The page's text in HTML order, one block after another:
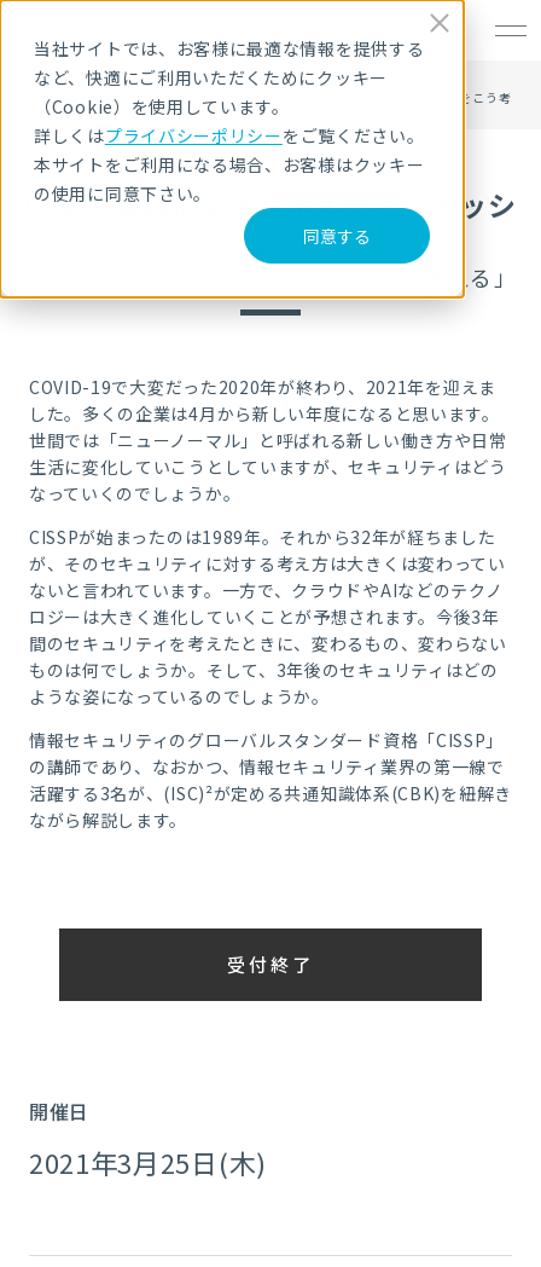
当社サイトでは、お客様に最適な情報を提供する
など、快適にご利用いただくためにクッキー
（Cookie）を使用しています。
詳しくはプライバシーポリシーをご覧ください。
本サイトをご利用になる場合、お客様はクッキー
の使用に同意下さい。
同意する
HOME
セキュリティセミナー・イベント
CISSP講師によるパネルディスカッション「CISSPは3年後のセキュリティをこう考
える」
CISSP講師によるパネルディスカッシ
ョン
「CISSPは3年後のセキュリティをこう考える」
COVID-19で大変だった2020年が終わり、2021年を迎えま
した。多くの企業は4月から新しい年度になると思います。
世間では「ニューノーマル」と呼ばれる新しい働き方や日常
生活に変化していこうとしていますが、セキュリティはどう
なっていくのでしょうか。
CISSPが始まったのは1989年。それから32年が経ちました
が、そのセキュリティに対する考え方は大きくは変わってい
ないと言われています。一方で、クラウドやAIなどのテクノ
ロジーは大きく進化していくことが予想されます。今後3年
間のセキュリティを考えたときに、変わるもの、変わらない
ものは何でしょうか。そして、3年後のセキュリティはどの
ような姿になっているのでしょうか。
情報セキュリティのグローバルスタンダード資格「CISSP」
の講師であり、なおかつ、情報セキュリティ業界の第一線で
活躍する3名が、(ISC)²が定める共通知識体系(CBK)を紐解き
ながら解説します。
受付終了
開催日
2021年3月25日(木)